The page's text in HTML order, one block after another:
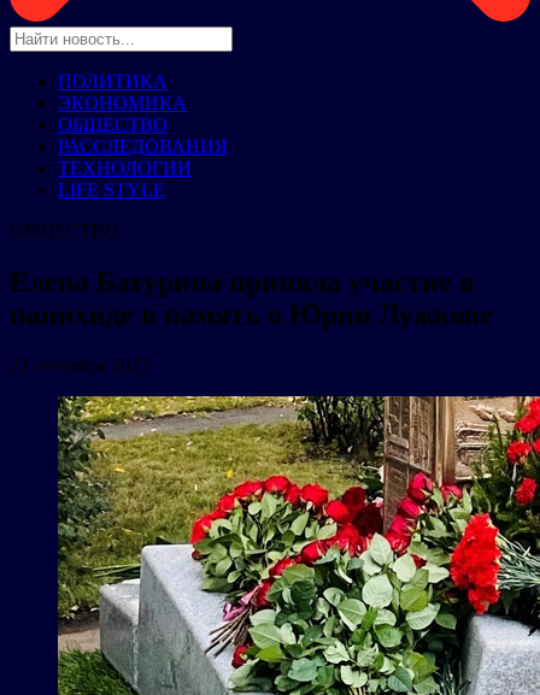
ПОЛИТИКА
ЭКОНОМИКА
ОБЩЕСТВО
РАССЛЕДОВАНИЯ
ТЕХНОЛОГИИ
LIFE STYLE
ОБЩЕСТВО
Елена Батурина приняла участие в
панихиде в память о Юрии Лужкове
22 сентября 2025